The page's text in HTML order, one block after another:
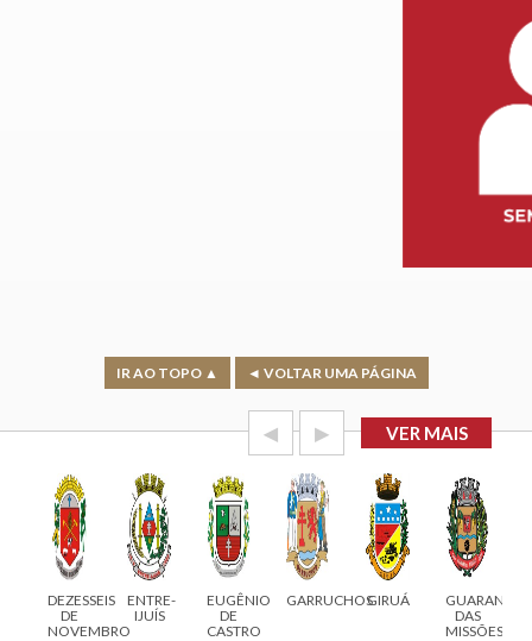
IR AO TOPO ▲ ◄ VOLTAR UMA PÁGINA
◀ ▶ VER MAIS
DEZESSEIS
DE
NOVEMBRO
ENTRE-
IJUÍS
EUGÊNIO
DE
CASTRO
GARRUCHOSGIRUÁ
GUARANI
DAS
MISSÕES